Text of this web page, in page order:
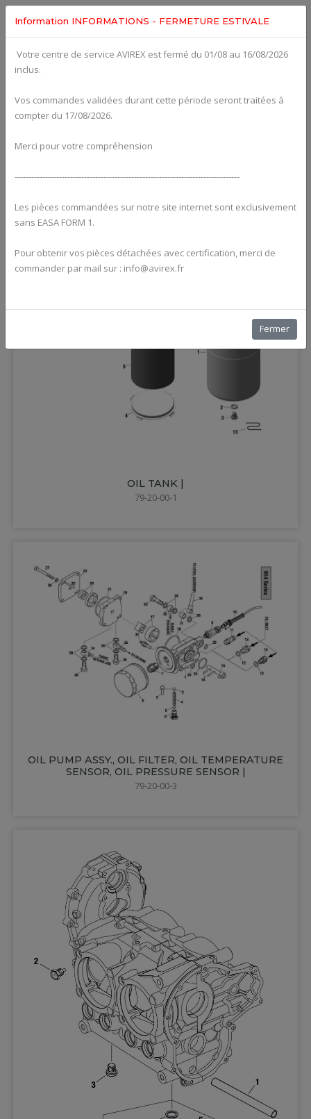
OIL TANK |
79-20-00-1
OIL PUMP ASSY., OIL FILTER, OIL TEMPERATURE
SENSOR, OIL PRESSURE SENSOR |
79-20-00-3
Information INFORMATIONS - FERMETURE ESTIVALE
Votre centre de service AVIREX est fermé du 01/08 au 16/08/2026
inclus.
Vos commandes validées durant cette période seront traitées à
compter du 17/08/2026.
Merci pour votre compréhension
---------------------------------------------------------------------------------
Les pièces commandées sur notre site internet sont exclusivement
sans EASA FORM 1.
Pour obtenir vos pièces détachées avec certification, merci de
commander par mail sur : info@avirex.fr
Fermer